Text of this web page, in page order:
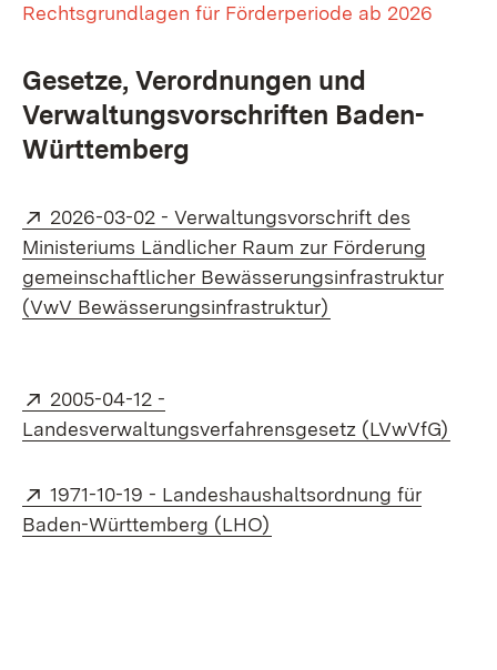
Rechtsgrundlagen für Förderperiode ab 2026
Gesetze, Verordnungen und
Verwaltungsvorschriften Baden-
Württemberg
Extern:
2026-03-02 - Verwaltungsvorschrift des
Ministeriums Ländlicher Raum zur Förderung
gemeinschaftlicher Bewässerungsinfrastruktur
(VwV Bewässerungsinfrastruktur)
Extern:
2005-04-12 -
Landesverwaltungsverfahrensgesetz (LVwVfG)
Extern:
1971-10-19 - Landeshaushaltsordnung für
Baden-Württemberg (LHO)